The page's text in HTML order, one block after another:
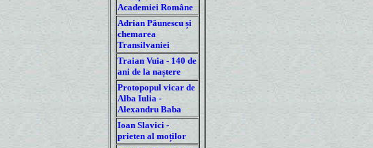
Academiei Române
Adrian Păunescu și
chemarea
Transilvaniei
Traian Vuia - 140 de
ani de la naștere
Protopopul vicar de
Alba Iulia -
Alexandru Baba
Ioan Slavici -
prieten al moților